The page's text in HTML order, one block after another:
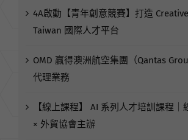
4A啟動【青年創意競賽】打造
Taiwan 國際人才平台
OMD 贏得澳洲航空集團（Qantas
代理業務
【線上課程】 AI 系列人才培訓課程｜
× 外貿協會主辦